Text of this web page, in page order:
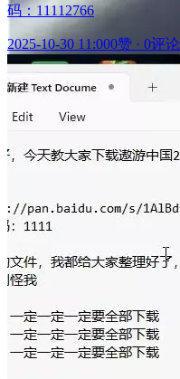
码：11112766
2025-10-30 11:000赞 · 0评论